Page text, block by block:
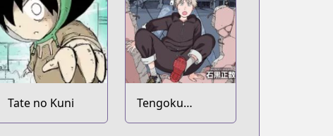
Tate no Kuni
Tengoku
Daimakyou